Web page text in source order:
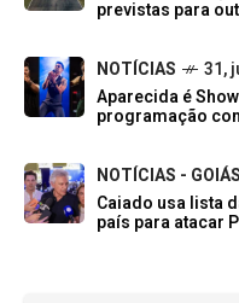
previstas para
NOTÍCIAS
31,
Aparecida é
programação
NOTÍCIAS - GOIÁS
Caiado usa lista
país para atacar